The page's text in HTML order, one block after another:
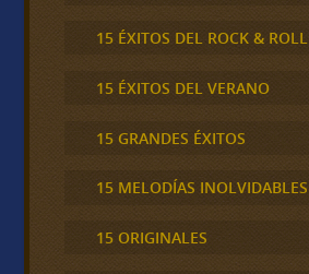
15 ÉXITOS DEL ROCK & ROLL
15 ÉXITOS DEL VERANO
15 GRANDES ÉXITOS
15 MELODÍAS INOLVIDABLES
15 ORIGINALES